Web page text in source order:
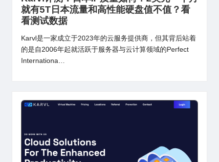
就有5T日本流量和高性能硬盘值不值？看
看测试数据
Karvl是一家成立于2023年的云服务提供商，但其背后站着
的是自2006年起就活跃于服务器与云计算领域的Perfect
Internationa…